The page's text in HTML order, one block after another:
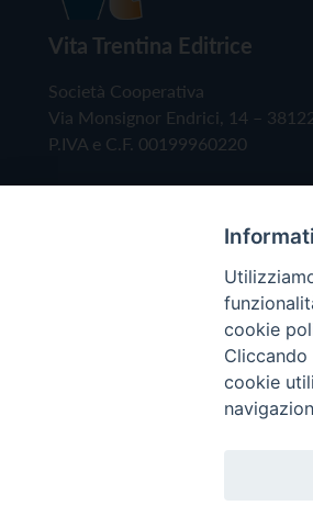
Vita Trentina Editrice
Società Cooperativa
Via Monsignor Endrici, 14 –
P.IVA e C.F. 00199960220
Copyright © 2019 - Tutti i
cookie
cookie